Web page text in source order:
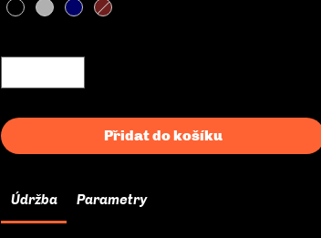
Přidat do košíku
Údržba Parametry